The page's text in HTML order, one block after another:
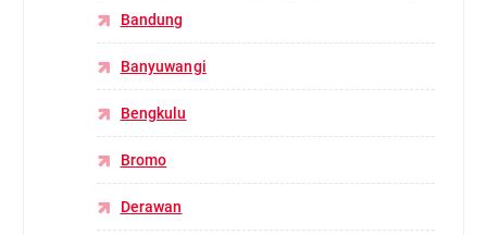
Bandung
Banyuwangi
Bengkulu
Bromo
Derawan